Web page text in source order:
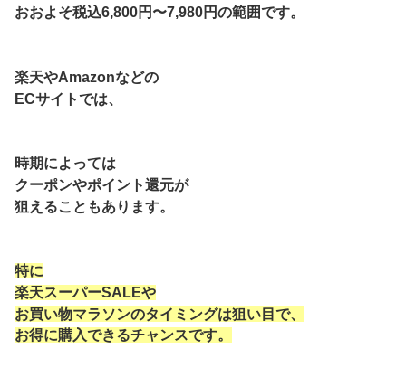
おおよそ税込6,800円〜7,980円の範囲です。
楽天やAmazonなどの
ECサイトでは、
時期によっては
クーポンやポイント還元が
狙えることもあります。
特に
楽天スーパーSALEや
お買い物マラソンのタイミングは狙い目で、
お得に購入できるチャンスです。